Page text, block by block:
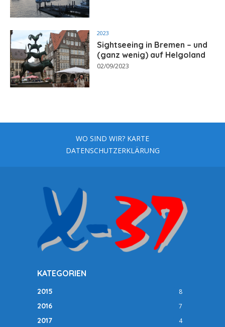
2023
Sightseeing in Bremen – und
(ganz wenig) auf Helgoland
02/09/2023
WO SIND WIR? KARTE
DATENSCHUTZERKLÄRUNG
KATEGORIEN
2015 8
2016 7
2017 4